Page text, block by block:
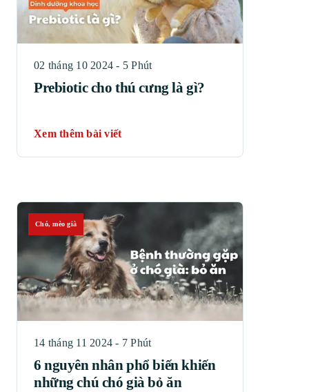
02 tháng 10 2024 - 5 Phút
Prebiotic cho thú cưng là gì?
Xem thêm bài viết
Chó, mèo già
14 tháng 11 2024 - 7 Phút
6 nguyên nhân phổ biến khiến
những chú chó già bỏ ăn